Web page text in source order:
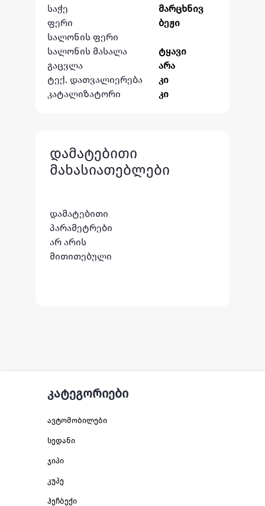
საჭე
მარცხნივ
ფერი
ბეჟი
სალონის ფერი
სალონის მასალა
ტყავი
გაცვლა
არა
ტექ. დათვალიერება
კი
კატალიზატორი
კი
დამატებითი
მახასიათებლები
დამატებითი
პარამეტრები
არ არის
მითითებული
კატეგორიები
ავტომობილები
სედანი
ჯიპი
კუპე
ჰეჩბექი